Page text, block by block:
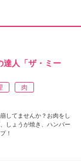
達人「ザ・ミー
肉
してませんか？お肉をし
しょうが焼き、ハンバー
！